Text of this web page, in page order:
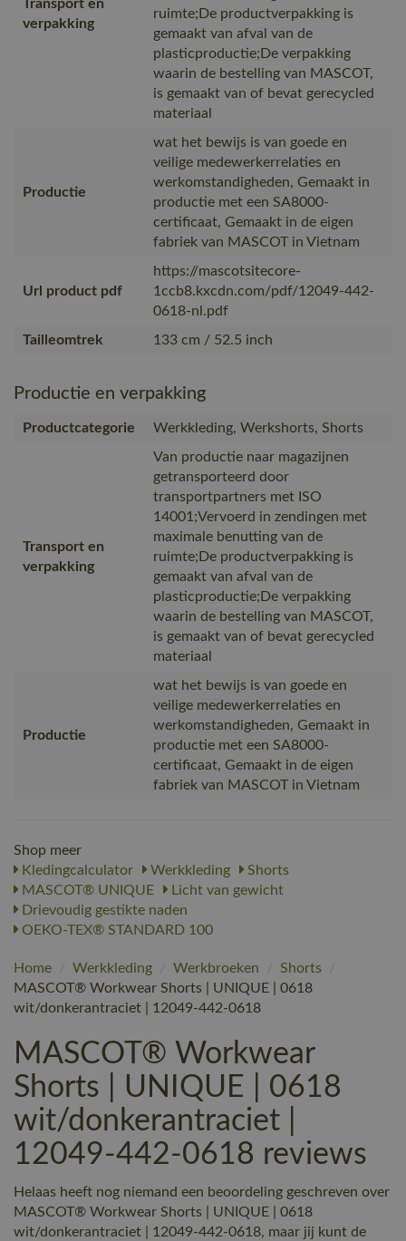
Transport en
verpakking
ruimte;De productverpakking is
gemaakt van afval van de
plasticproductie;De verpakking
waarin de bestelling van MASCOT,
is gemaakt van of bevat gerecycled
materiaal
Productie
wat het bewijs is van goede en
veilige medewerkerrelaties en
werkomstandigheden, Gemaakt in
productie met een SA8000-
certificaat, Gemaakt in de eigen
fabriek van MASCOT in Vietnam
Url product pdf
https://mascotsitecore-
1ccb8.kxcdn.com/pdf/12049-442-
0618-nl.pdf
Tailleomtrek
133 cm / 52.5 inch
Productie en verpakking
Productcategorie Werkkleding, Werkshorts, Shorts
Transport en
verpakking
Van productie naar magazijnen
getransporteerd door
transportpartners met ISO
14001;Vervoerd in zendingen met
maximale benutting van de
ruimte;De productverpakking is
gemaakt van afval van de
plasticproductie;De verpakking
waarin de bestelling van MASCOT,
is gemaakt van of bevat gerecycled
materiaal
Productie
wat het bewijs is van goede en
veilige medewerkerrelaties en
werkomstandigheden, Gemaakt in
productie met een SA8000-
certificaat, Gemaakt in de eigen
fabriek van MASCOT in Vietnam
Shop meer
Kledingcalculator
Werkkleding
Shorts
MASCOT® UNIQUE
Licht van gewicht
Drievoudig gestikte naden
OEKO-TEX® STANDARD 100
Home / Werkkleding / Werkbroeken / Shorts
/
MASCOT® Workwear Shorts | UNIQUE | 0618
wit/donkerantraciet | 12049-442-0618
MASCOT® Workwear
Shorts | UNIQUE | 0618
wit/donkerantraciet |
12049-442-0618 reviews
Helaas heeft nog niemand een beoordeling geschreven over
MASCOT® Workwear Shorts | UNIQUE | 0618
wit/donkerantraciet | 12049-442-0618, maar jij kunt de